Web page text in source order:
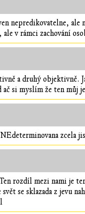
nepredikovatelne, ale
v rámci zachování
a druhý objektivně.
si myslím že ten můj
zcela
rozdíl mezi nami je
se sklazada z jevu